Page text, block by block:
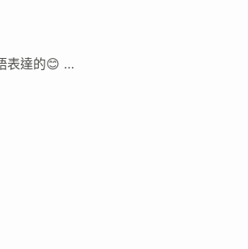
表達的😊 …